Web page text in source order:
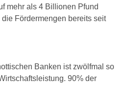
mehr als 4 Billionen Pfund
Fördermengen bereits seit
Banken ist zwölfmal so
90% der